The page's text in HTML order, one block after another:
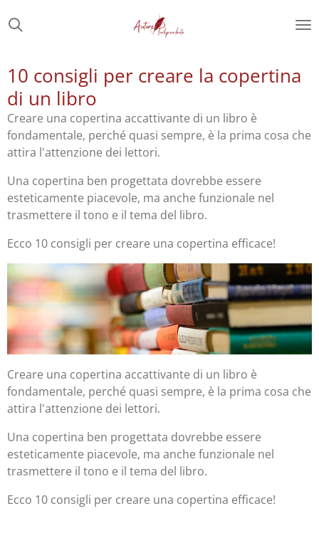
al
10 consigli per creare la copertina
di un libro
Creare una copertina accattivante di un libro è
fondamentale, perché quasi sempre, è la prima cosa che
attira l'attenzione dei lettori.
Una copertina ben progettata dovrebbe essere
esteticamente piacevole, ma anche funzionale nel
trasmettere il tono e il tema del libro.
Ecco 10 consigli per creare una copertina efficace!
Creare una copertina accattivante di un libro è
fondamentale, perché quasi sempre, è la prima cosa che
attira l'attenzione dei lettori.
Una copertina ben progettata dovrebbe essere
esteticamente piacevole, ma anche funzionale nel
trasmettere il tono e il tema del libro.
Ecco 10 consigli per creare una copertina efficace!